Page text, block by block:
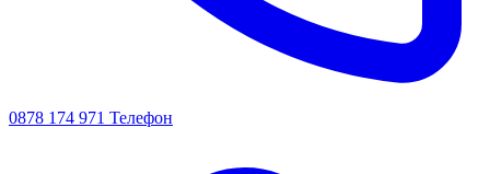
0878 174 971 Телефон